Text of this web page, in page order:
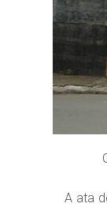
A ata